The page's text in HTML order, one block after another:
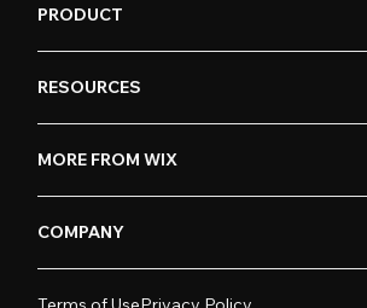
PRODUCT
RESOURCES
MORE FROM WIX
COMPANY